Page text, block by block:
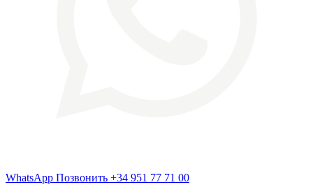
WhatsApp Позвонить +34 951 77 71 00